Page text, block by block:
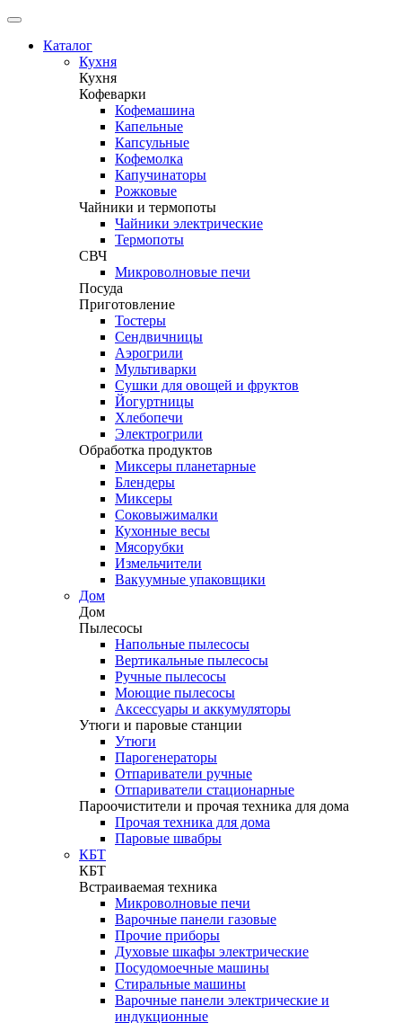
Каталог
Кухня
Кухня
Кофеварки
Кофемашина
Капельные
Капсульные
Кофемолка
Капучинаторы
Рожковые
Чайники и термопоты
Чайники электрические
Термопоты
СВЧ
Микроволновые печи
Посуда
Приготовление
Тостеры
Сендвичницы
Аэрогрили
Мультиварки
Сушки для овощей и фруктов
Йогуртницы
Хлебопечи
Электрогрили
Обработка продуктов
Миксеры планетарные
Блендеры
Миксеры
Соковыжималки
Кухонные весы
Мясорубки
Измельчители
Вакуумные упаковщики
Дом
Дом
Пылесосы
Напольные пылесосы
Вертикальные пылесосы
Ручные пылесосы
Моющие пылесосы
Аксессуары и аккумуляторы
Утюги и паровые станции
Утюги
Парогенераторы
Отпариватели ручные
Отпариватели стационарные
Пароочистители и прочая техника для дома
Прочая техника для дома
Паровые швабры
КБТ
КБТ
Встраиваемая техника
Микроволновые печи
Варочные панели газовые
Прочие приборы
Духовые шкафы электрические
Посудомоечные машины
Стиральные машины
Варочные панели электрические и
индукционные